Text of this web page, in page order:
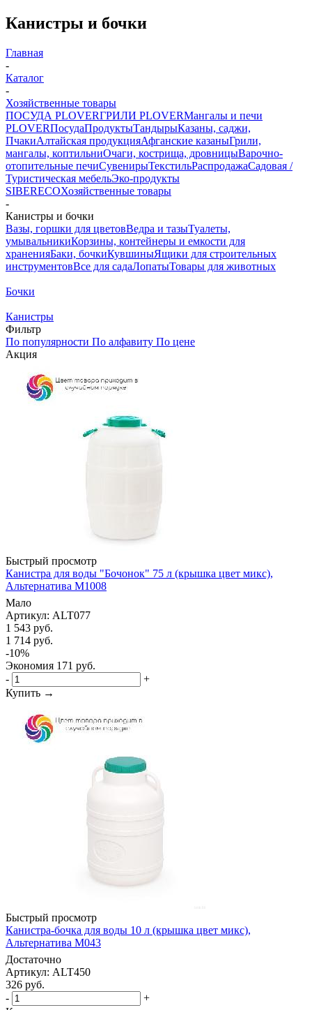
Канистры и бочки
Главная
-
Каталог
-
Хозяйственные товары
ПОСУДА PLOVERГРИЛИ PLOVERМангалы и печи
PLOVERПосудаПродуктыТандырыКазаны, саджи,
ПчакиАлтайская продукцияАфганские казаныГрили,
мангалы, коптильниОчаги, кострища, дровницыВарочно-
отопительные печиСувенирыТекстильРаспродажаСадовая /
Туристическая мебельЭко-продукты
SIBERECOХозяйственные товары
-
Канистры и бочки
Вазы, горшки для цветовВедра и тазыТуалеты,
умывальникиКорзины, контейнеры и емкости для
храненияБаки, бочкиКувшиныЯщики для строительных
инструментовВсе для садаЛопатыТовары для животных
Бочки
Канистры
Фильтр
По популярности По алфавиту По цене
Акция
Быстрый просмотр
Канистра для воды "Бочонок" 75 л (крышка цвет микс),
Альтернатива М1008
Мало
Артикул: ALT077
1 543 руб.
1 714 руб.
-10%
Экономия 171 руб.
-
+
Купить →
Быстрый просмотр
Канистра-бочка для воды 10 л (крышка цвет микс),
Альтернатива М043
Достаточно
Артикул: ALT450
326 руб.
-
+